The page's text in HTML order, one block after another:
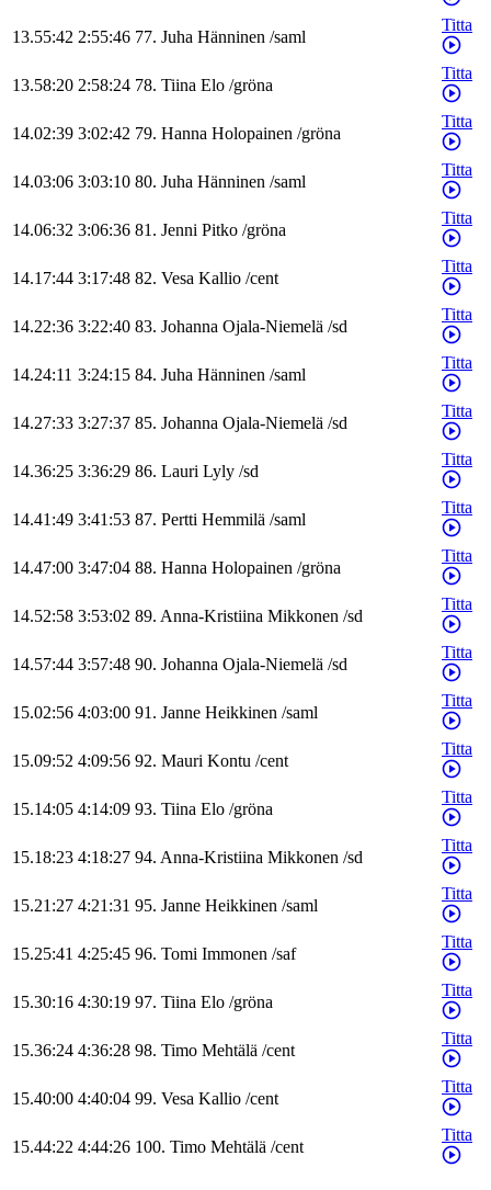
13.55:42 2:55:46 77. Juha Hänninen /saml
Titta
13.58:20 2:58:24 78. Tiina Elo /gröna
Titta
14.02:39 3:02:42 79. Hanna Holopainen /gröna
Titta
14.03:06 3:03:10 80. Juha Hänninen /saml
Titta
14.06:32 3:06:36 81. Jenni Pitko /gröna
Titta
14.17:44 3:17:48 82. Vesa Kallio /cent
Titta
14.22:36 3:22:40 83. Johanna Ojala-Niemelä /sd
Titta
14.24:11 3:24:15 84. Juha Hänninen /saml
Titta
14.27:33 3:27:37 85. Johanna Ojala-Niemelä /sd
Titta
14.36:25 3:36:29 86. Lauri Lyly /sd
Titta
14.41:49 3:41:53 87. Pertti Hemmilä /saml
Titta
14.47:00 3:47:04 88. Hanna Holopainen /gröna
Titta
14.52:58 3:53:02 89. Anna-Kristiina Mikkonen /sd
Titta
14.57:44 3:57:48 90. Johanna Ojala-Niemelä /sd
Titta
15.02:56 4:03:00 91. Janne Heikkinen /saml
Titta
15.09:52 4:09:56 92. Mauri Kontu /cent
Titta
15.14:05 4:14:09 93. Tiina Elo /gröna
Titta
15.18:23 4:18:27 94. Anna-Kristiina Mikkonen /sd
Titta
15.21:27 4:21:31 95. Janne Heikkinen /saml
Titta
15.25:41 4:25:45 96. Tomi Immonen /saf
Titta
15.30:16 4:30:19 97. Tiina Elo /gröna
Titta
15.36:24 4:36:28 98. Timo Mehtälä /cent
Titta
15.40:00 4:40:04 99. Vesa Kallio /cent
Titta
15.44:22 4:44:26 100. Timo Mehtälä /cent
Titta